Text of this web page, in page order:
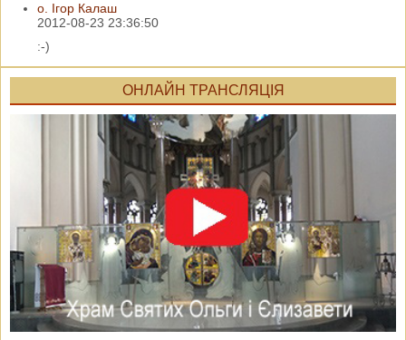
о. Ігор Калаш
2012-08-23 23:36:50
:-)
ОНЛАЙН ТРАНСЛЯЦІЯ